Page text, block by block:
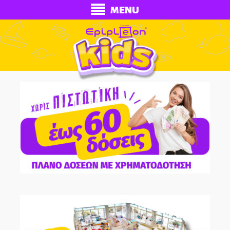
MENU
ECONOMY
Παιδικά Κρεβάτια
Παιδικές Κουκέτες